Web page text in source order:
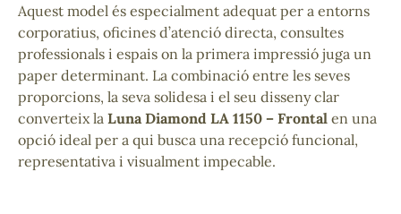
Aquest model és especialment adequat per a entorns
corporatius, oficines d’atenció directa, consultes
professionals i espais on la primera impressió juga un
paper determinant. La combinació entre les seves
proporcions, la seva solidesa i el seu disseny clar
converteix la Luna Diamond LA 1150 – Frontal en una
opció ideal per a qui busca una recepció funcional,
representativa i visualment impecable.